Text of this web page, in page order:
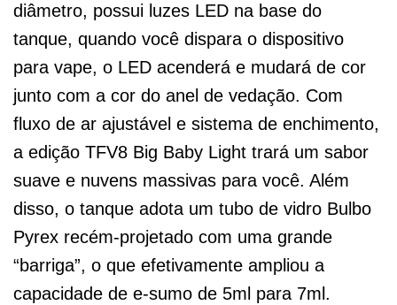
diâmetro, possui luzes LED na base do
tanque, quando você dispara o dispositivo
para vape, o LED acenderá e mudará de cor
junto com a cor do anel de vedação. Com
fluxo de ar ajustável e sistema de enchimento,
a edição TFV8 Big Baby Light trará um sabor
suave e nuvens massivas para você. Além
disso, o tanque adota um tubo de vidro Bulbo
Pyrex recém-projetado com uma grande
“barriga”, o que efetivamente ampliou a
capacidade de e-sumo de 5ml para 7ml.